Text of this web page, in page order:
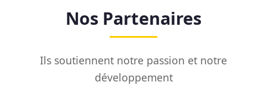
Nos Partenaires
Ils soutiennent notre passion et notre
développement